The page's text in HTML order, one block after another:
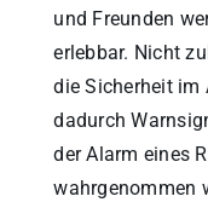
und Freunden
erlebbar. Nicht
die Sicherheit im
dadurch
der Alarm eines
wahrgenommen